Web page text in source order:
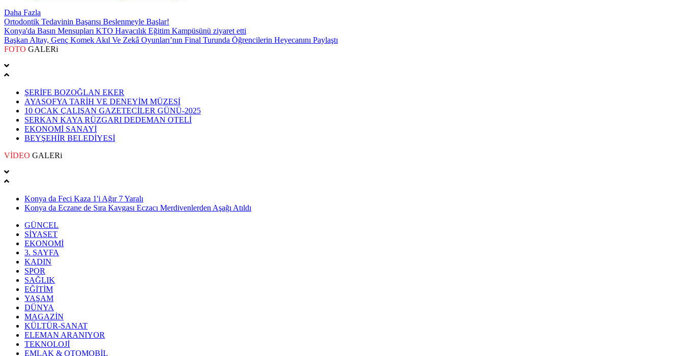
Daha Fazla
Ortodontik Tedavinin Başarısı Beslenmeyle Başlar!
Konya'da Basın Mensupları KTO Havacılık Eğitim Kampüsünü ziyaret etti
Başkan Altay, Genç Komek Akıl Ve Zekâ Oyunları’nın Final Turunda Öğrencilerin Heyecanını Paylaştı
FOTO GALERi
ŞERİFE BOZOĞLAN EKER
AYASOFYA TARİH VE DENEYİM MÜZESİ
10 OCAK ÇALIŞAN GAZETECİLER GÜNÜ-2025
SERKAN KAYA RÜZGARI DEDEMAN OTELİ
EKONOMİ SANAYİ
BEYŞEHİR BELEDİYESİ
VİDEO GALERi
Konya da Feci Kaza 1'i Ağır 7 Yaralı
Konya da Eczane de Sıra Kavgası Eczacı Merdivenlerden Aşağı Atıldı
GÜNCEL
SİYASET
EKONOMİ
3. SAYFA
KADIN
SPOR
SAĞLIK
EĞİTİM
YAŞAM
DÜNYA
MAGAZİN
KÜLTÜR-SANAT
ELEMAN ARANIYOR
TEKNOLOJİ
EMLAK & OTOMOBİL